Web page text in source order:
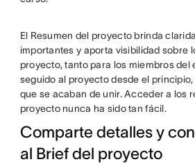
El Resumen del proyecto brinda
importantes y aporta visibilidad sobre
proyecto, tanto para los miembros del
seguido al proyecto desde el
que se acaban de unir. Acceder a los
proyecto nunca ha sido tan fácil.
Comparte detalles y
al Brief del proyecto